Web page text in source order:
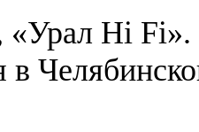
«Урал Hi
в